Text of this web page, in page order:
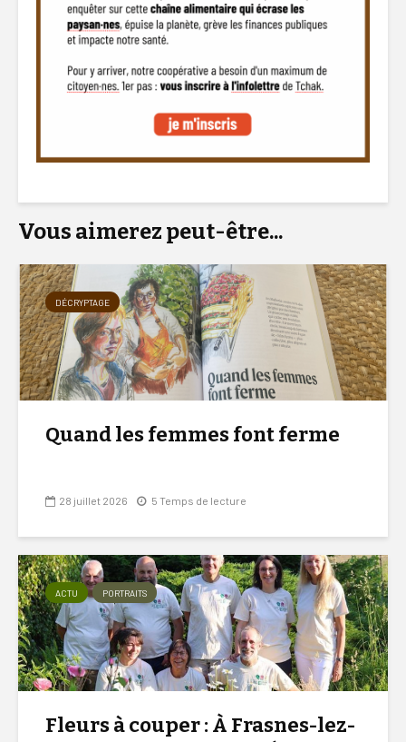
Vous aimerez peut-être...
DÉCRYPTAGE
Quand les femmes font ferme
28 juillet 2026 5 Temps de lecture
ACTU PORTRAITS
Fleurs à couper : À Frasnes-lez-